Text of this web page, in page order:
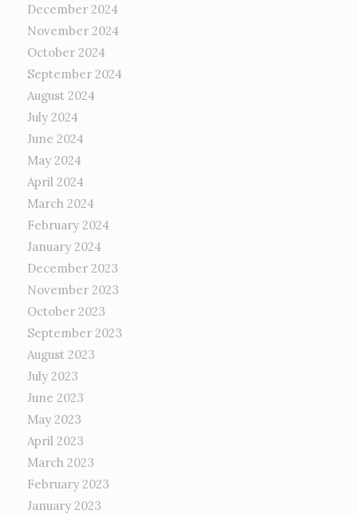
December 2024
November 2024
October 2024
September 2024
August 2024
July 2024
June 2024
May 2024
April 2024
March 2024
February 2024
January 2024
December 2023
November 2023
October 2023
September 2023
August 2023
July 2023
June 2023
May 2023
April 2023
March 2023
February 2023
January 2023